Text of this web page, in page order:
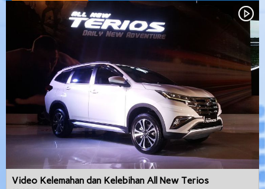
Video Kelemahan dan Kelebihan All New Terios